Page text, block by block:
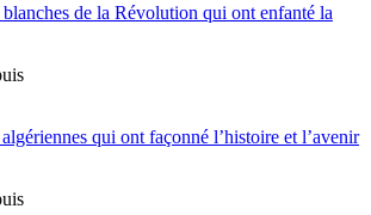
de la Révolution qui ont enfanté la
qui ont façonné l’histoire et l’avenir